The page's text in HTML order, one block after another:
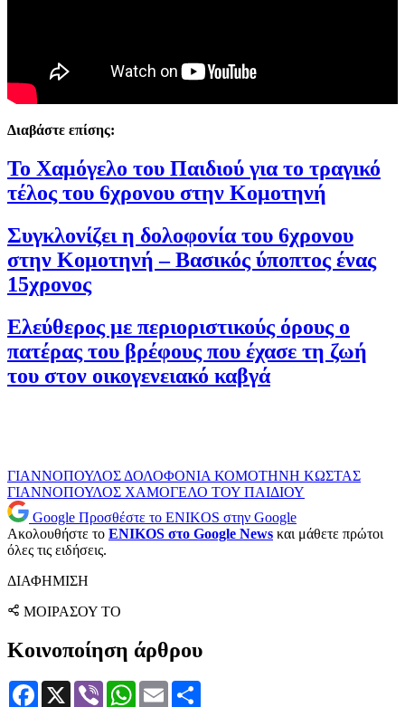
Διαβάστε επίσης:
Το Χαμόγελο του Παιδιού για το τραγικό
τέλος του 6χρονου στην Κομοτηνή
Συγκλονίζει η δολοφονία του 6χρονου
στην Κομοτηνή – Βασικός ύποπτος ένας
15χρονος
Ελεύθερος με περιοριστικούς όρους ο
πατέρας του βρέφους που έχασε τη ζωή
του στον οικογενειακό καβγά
ΓΙΑΝΝΟΠΟΥΛΟΣ ΔΟΛΟΦΟΝΙΑ ΚΟΜΟΤΗΝΗ ΚΩΣΤΑΣ
ΓΙΑΝΝΟΠΟΥΛΟΣ ΧΑΜΟΓΕΛΟ ΤΟΥ ΠΑΙΔΙΟΥ
Google Προσθέστε το ENIKOS στην Google
Ακολουθήστε το ENIKOS στο Google News και μάθετε πρώτοι
όλες τις ειδήσεις.
ΔΙΑΦΗΜΙΣΗ
ΜΟΙΡΑΣΟΥ ΤΟ
Κοινοποίηση άρθρου
Facebook
X Viber WhatsApp
Email